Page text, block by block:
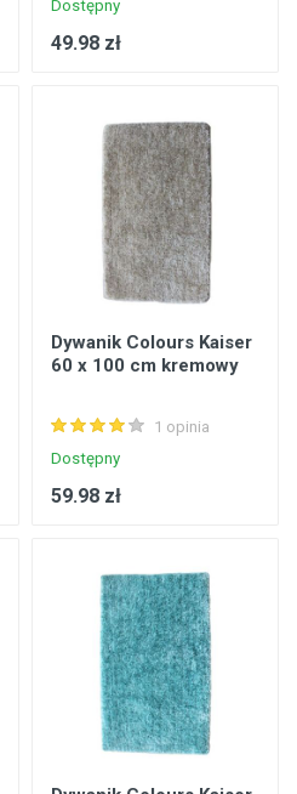
Dostępny
49.98 zł
Dywanik Colours Kaiser
60 x 100 cm kremowy
1 opinia
Dostępny
59.98 zł